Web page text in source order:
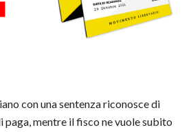
con una sentenza riconosce di
paga, mentre il fisco ne vuole subito